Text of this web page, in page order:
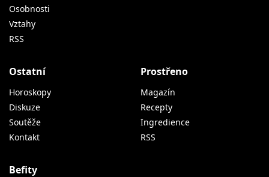
Osobnosti
Vztahy
RSS
Ostatní
Horoskopy
Diskuze
Soutěže
Kontakt
Prostřeno
Magazín
Recepty
Ingredience
RSS
Befity